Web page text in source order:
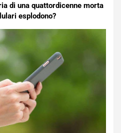
di una quattordicenne morta
esplodono?